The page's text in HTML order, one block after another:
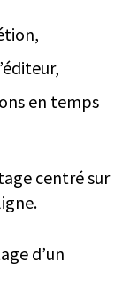
en temps
centré sur
d’un